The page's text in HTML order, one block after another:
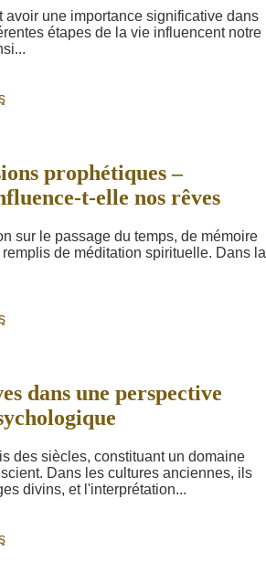
avoir une importance significative dans
étapes de la vie influencent notre
prophétiques –
t-elle nos rêves
sur le passage du temps, de mémoire
de méditation spirituelle. Dans la
dans une perspective
des siècles, constituant un domaine
Dans les cultures anciennes, ils
divins, et l'interprétation...